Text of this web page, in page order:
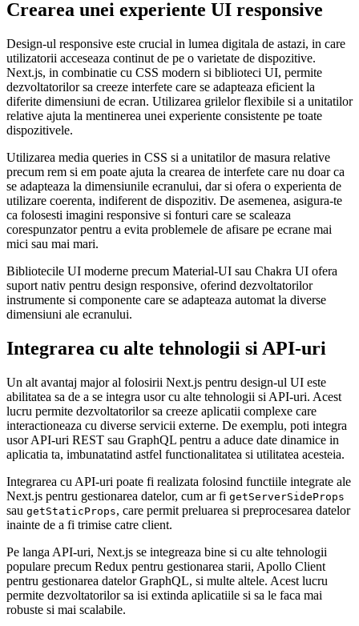
Crearea unei experiente UI responsive
Design-ul responsive este crucial in lumea digitala de astazi, in care
utilizatorii acceseaza continut de pe o varietate de dispozitive.
Next.js, in combinatie cu CSS modern si biblioteci UI, permite
dezvoltatorilor sa creeze interfete care se adapteaza eficient la
diferite dimensiuni de ecran. Utilizarea grilelor flexibile si a unitatilor
relative ajuta la mentinerea unei experiente consistente pe toate
dispozitivele.
Utilizarea media queries in CSS si a unitatilor de masura relative
precum rem si em poate ajuta la crearea de interfete care nu doar ca
se adapteaza la dimensiunile ecranului, dar si ofera o experienta de
utilizare coerenta, indiferent de dispozitiv. De asemenea, asigura-te
ca folosesti imagini responsive si fonturi care se scaleaza
corespunzator pentru a evita problemele de afisare pe ecrane mai
mici sau mai mari.
Bibliotecile UI moderne precum Material-UI sau Chakra UI ofera
suport nativ pentru design responsive, oferind dezvoltatorilor
instrumente si componente care se adapteaza automat la diverse
dimensiuni ale ecranului.
Integrarea cu alte tehnologii si API-uri
Un alt avantaj major al folosirii Next.js pentru design-ul UI este
abilitatea sa de a se integra usor cu alte tehnologii si API-uri. Acest
lucru permite dezvoltatorilor sa creeze aplicatii complexe care
interactioneaza cu diverse servicii externe. De exemplu, poti integra
usor API-uri REST sau GraphQL pentru a aduce date dinamice in
aplicatia ta, imbunatatind astfel functionalitatea si utilitatea acesteia.
Integrarea cu API-uri poate fi realizata folosind functiile integrate ale
Next.js pentru gestionarea datelor, cum ar fi getServerSideProps
sau getStaticProps, care permit preluarea si preprocesarea datelor
inainte de a fi trimise catre client.
Pe langa API-uri, Next.js se integreaza bine si cu alte tehnologii
populare precum Redux pentru gestionarea starii, Apollo Client
pentru gestionarea datelor GraphQL, si multe altele. Acest lucru
permite dezvoltatorilor sa isi extinda aplicatiile si sa le faca mai
robuste si mai scalabile.